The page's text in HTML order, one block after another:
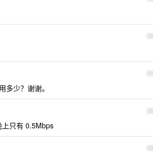
20
21
少？谢谢。
22
只有 0.5Mbps
23